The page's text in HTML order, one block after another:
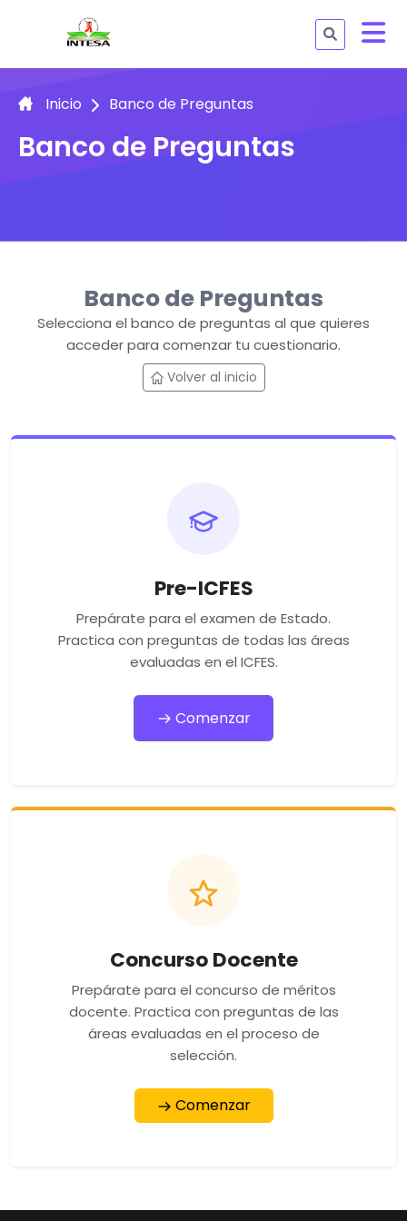
Inicio Banco de Preguntas
Banco de Preguntas
Banco de Preguntas
Selecciona el banco de preguntas al que quieres
acceder para comenzar tu cuestionario.
Volver al inicio
Pre-ICFES
Prepárate para el examen de Estado.
Practica con preguntas de todas las áreas
evaluadas en el ICFES.
Comenzar
Concurso Docente
Prepárate para el concurso de méritos
docente. Practica con preguntas de las
áreas evaluadas en el proceso de
selección.
Comenzar